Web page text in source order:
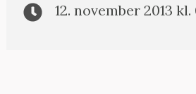
12. november 2013